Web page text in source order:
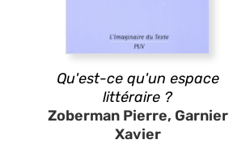
Qu'est-ce qu'un espace
littéraire ?
Zoberman Pierre, Garnier
Xavier